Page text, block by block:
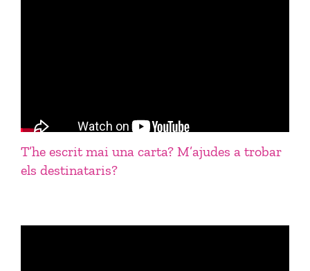
T’he escrit mai una carta? M’ajudes a trobar
els destinataris?